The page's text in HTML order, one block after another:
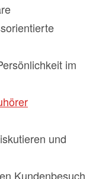
im
und
Kundenbesuch